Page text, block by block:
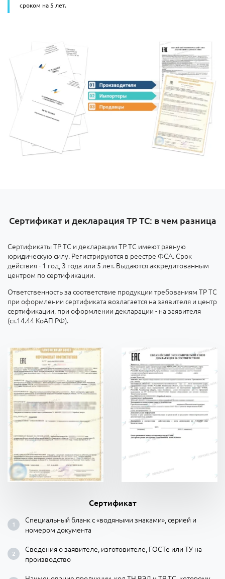
сроком на 5 лет.
Сертификат и декларация ТР ТС: в чем разница
Сертификаты ТР ТС и декларации ТР ТС имеют равную
юридическую силу. Регистрируются в реестре ФСА. Срок
действия - 1 год, 3 года или 5 лет. Выдаются аккредитованным
центром по сертификации.
Ответственность за соответствие продукции требованиям ТР ТС
при оформлении сертификата возлагается на заявителя и центр
сертификации, при оформлении декларации - на заявителя
(ст.14.44 КоАП РФ).
Сертификат
Специальный бланк с «водяными знаками», серией и
номером документа
Сведения о заявителе, изготовителе, ГОСТе или ТУ на
производство